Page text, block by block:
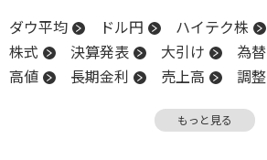
ダウ平均 ドル円 ハイテク株
株式
決算発表 大引け 為替
高値
長期金利 売上高 調整
もっと見る